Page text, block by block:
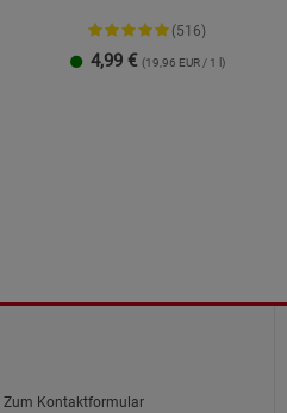
(516)
4,99 € (19,96 EUR / 1 l)
Zum Kontaktformular